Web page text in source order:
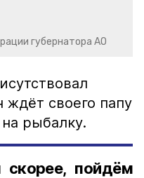
губернатора АО
ждёт своего папу
рыбалку.
скорее, пойдём